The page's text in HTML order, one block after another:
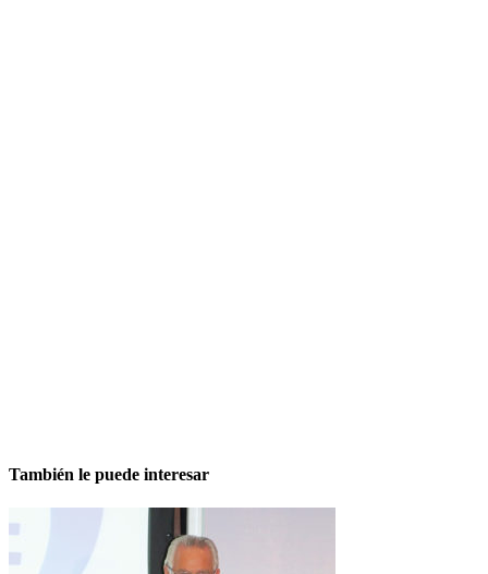
También le puede interesar